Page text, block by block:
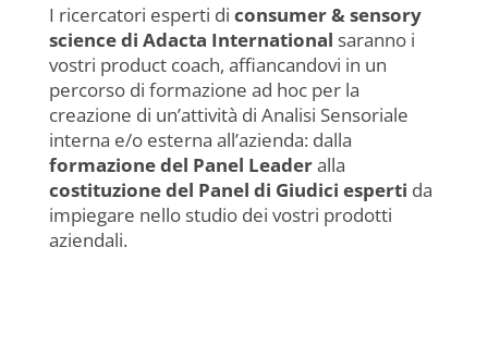
I ricercatori esperti di consumer & sensory
science di Adacta International saranno i
vostri product coach, affiancandovi in un
percorso di formazione ad hoc per la
creazione di un’attività di Analisi Sensoriale
interna e/o esterna all’azienda: dalla
formazione del Panel Leaderalla
costituzione del Panel di Giudici esperti da
impiegare nello studio dei vostri prodotti
aziendali.